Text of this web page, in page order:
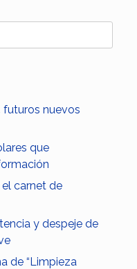
futuros nuevos
que
carnet de
y despeje de
de “Limpieza